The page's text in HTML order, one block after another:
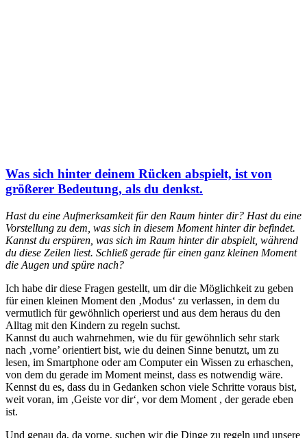
Was sich hinter deinem Rücken abspielt, ist von
größerer Bedeutung, als du denkst.
Hast du eine Aufmerksamkeit für den Raum hinter dir? Hast du eine
Vorstellung zu dem, was sich in diesem Moment hinter dir befindet.
Kannst du erspüren, was sich im Raum hinter dir abspielt, während
du diese Zeilen liest. Schließ gerade für einen ganz kleinen Moment
die Augen und spüre nach?
Ich habe dir diese Fragen gestellt, um dir die Möglichkeit zu geben
für einen kleinen Moment den ‚Modus‘ zu verlassen, in dem du
vermutlich für gewöhnlich operierst und aus dem heraus du den
Alltag mit den Kindern zu regeln suchst.
Kannst du auch wahrnehmen, wie du für gewöhnlich sehr stark
nach ‚vorne’ orientiert bist, wie du deinen Sinne benutzt, um zu
lesen, im Smartphone oder am Computer ein Wissen zu erhaschen,
von dem du gerade im Moment meinst, dass es notwendig wäre.
Kennst du es, dass du in Gedanken schon viele Schritte voraus bist,
weit voran, im ‚Geiste vor dir‘, vor dem Moment , der gerade eben
ist.
Und genau da, da vorne, suchen wir die Dinge zu regeln und unsere